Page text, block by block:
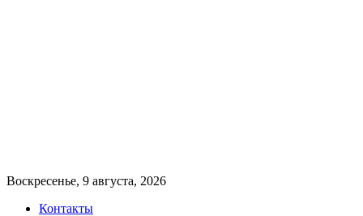
Воскресенье, 9 августа, 2026
Контакты